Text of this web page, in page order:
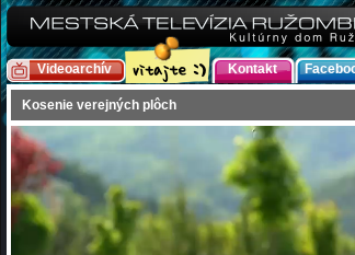
Videoarchív Kontakt
Kosenie verejných plôch